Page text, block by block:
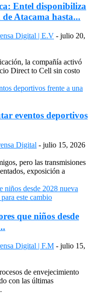
Entel disponibiliza
Atacama hasta...
Digital | E.V - julio 20,
la compañía activó
Direct to Cell sin costo
eventos deportivos
Digital - julio 15, 2026
pero las transmisiones
exposición a
que niños desde
Digital | F.M - julio 15,
de envejecimiento
con las últimas